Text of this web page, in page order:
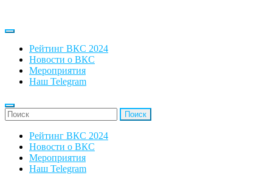
Рейтинг ВКС 2024
Новости о ВКС
Мероприятия
Наш Telegram
'Найти:
Рейтинг ВКС 2024
Новости о ВКС
Мероприятия
Наш Telegram